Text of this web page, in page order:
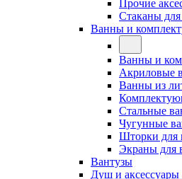
Прочие
Стаканы
Ванны и
Ванны и
Акриловые
Ванны из
Стальные
Чугунные
Шторки для
Экраны для
Вантузы
Душ и аксессуары